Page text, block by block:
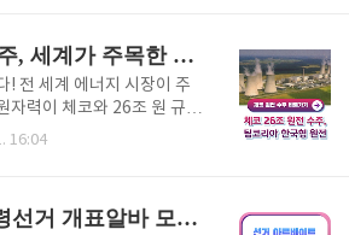
서막이 열리고 있습니다.
가능한 6G 위성 네트워크
서 이번 유심 사고와의 기
받고 있습니다. 👉스타링크
사건, 신뢰 무너진 통신 1
체코 26조 원전 수주, 세계가 주목한 한국형 원전의 쾌거!
! 전 세계 에너지 시장이 주
자력이 체코와 26조 원 규모
켰습니다. 이건 단순한 계약
코의 선택, 왜 한국인가?
16:04
2025 제21대 대통령선거 개표알바 모집 시작! 선거아르바이트